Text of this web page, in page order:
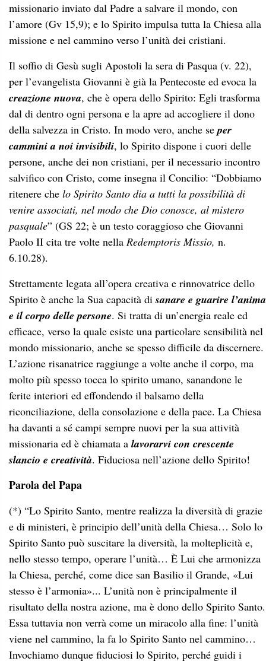
missionario inviato dal Padre a salvare il mondo, con
l’amore (Gv 15,9); e lo Spirito impulsa tutta la Chiesa alla
missione e nel cammino verso l’unità dei cristiani.
Il soffio di Gesù sugli Apostoli la sera di Pasqua (v. 22),
per l’evangelista Giovanni è già la Pentecoste ed evoca la
creazione nuova, che è opera dello Spirito: Egli trasforma
dal di dentro ogni persona e la apre ad accogliere il dono
della salvezza in Cristo. In modo vero, anche seper
cammini a noi invisibili, lo Spirito dispone i cuori delle
persone, anche dei non cristiani, per il necessario incontro
salvifico con Cristo, come insegna il Concilio: “Dobbiamo
ritenere che lo Spirito Santo dia a tutti la possibilità di
venire associati, nel modo che Dio conosce, al mistero
pasquale” (GS 22; è un testo coraggioso che Giovanni
Paolo II cita tre volte nella Redemptoris Missio, n.
6.10.28).
Strettamente legata all’opera creativa e rinnovatrice dello
Spirito è anche la Sua capacità disanare e guarire l’anima
e il corpo delle persone. Si tratta di un’energia reale ed
efficace, verso la quale esiste una particolare sensibilità nel
mondo missionario, anche se spesso difficile da discernere.
L’azione risanatrice raggiunge a volte anche il corpo, ma
molto più spesso tocca lo spirito umano, sanandone le
ferite interiori ed effondendo il balsamo della
riconciliazione, della consolazione e della pace. La Chiesa
ha davanti a sé campi sempre nuovi per la sua attività
missionaria ed è chiamata a lavorarvi con crescente
slancio e creatività. Fiduciosa nell’azione dello Spirito!
Parola del Papa
(*) “Lo Spirito Santo, mentre realizza la diversità di grazie
e di ministeri, è principio dell’unità della Chiesa… Solo lo
Spirito Santo può suscitare la diversità, la molteplicità e,
nello stesso tempo, operare l’unità… È Lui che armonizza
la Chiesa, perché, come dice san Basilio il Grande, «Lui
stesso è l’armonia»... L’unità non è principalmente il
risultato della nostra azione, ma è dono dello Spirito Santo.
Essa tuttavia non verrà come un miracolo alla fine: l’unità
viene nel cammino, la fa lo Spirito Santo nel cammino…
Invochiamo dunque fiduciosi lo Spirito, perché guidi i